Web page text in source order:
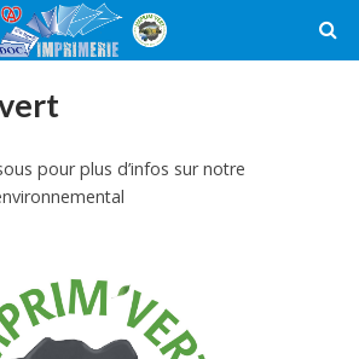
pour plus d’infos sur notre